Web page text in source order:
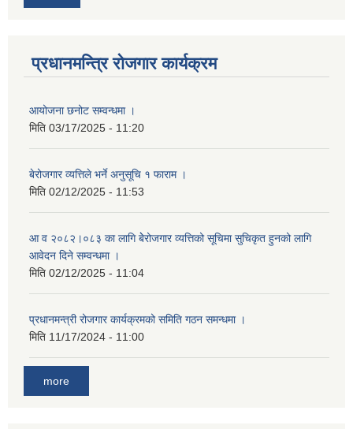
प्रधानमन्त्रि रोजगार कार्यक्रम
आयोजना छनोट सम्वन्धमा ।
मिति 03/17/2025 - 11:20
बेरोजगार व्यत्तिले भर्ने अनुसूचि १ फाराम ।
मिति 02/12/2025 - 11:53
आ व २०८२।०८३ का लागि बेेरोजगार व्यत्तिको सूचिमा सुचिकृत हुनको लागि
आवेदन दिने सम्वन्धमा ।
मिति 02/12/2025 - 11:04
प्रधानमन्त्री रोजगार कार्यक्रमको समिति गठन समन्धमा ।
मिति 11/17/2024 - 11:00
more